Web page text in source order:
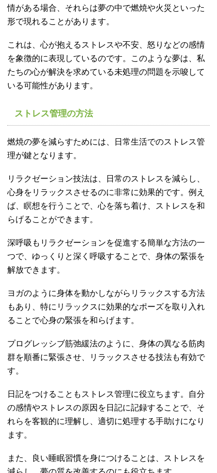
情がある場合、それらは夢の中で燃焼や火災といった
形で現れることがあります。
これは、心が抱えるストレスや不安、怒りなどの感情
を象徴的に表現しているのです。このような夢は、私
たちの心が解決を求めている未処理の問題を示唆して
いる可能性があります。
ストレス管理の方法
燃焼の夢を減らすためには、日常生活でのストレス管
理が鍵となります。
リラクゼーション技法は、日常のストレスを減らし、
心身をリラックスさせるのに非常に効果的です。例え
ば、瞑想を行うことで、心を落ち着け、ストレスを和
らげることができます。
深呼吸もリラクゼーションを促進する簡単な方法の一
つで、ゆっくりと深く呼吸することで、身体の緊張を
解放できます。
ヨガのように身体を動かしながらリラックスする方法
もあり、特にリラックスに効果的なポーズを取り入れ
ることで心身の緊張を和らげます。
プログレッシブ筋弛緩法のように、身体の異なる筋肉
群を順番に緊張させ、リラックスさせる技法も有効で
す。
日記をつけることもストレス管理に役立ちます。自分
の感情やストレスの原因を日記に記録することで、そ
れらを客観的に理解し、適切に処理する手助けになり
ます。
また、良い睡眠習慣を身につけることは、ストレスを